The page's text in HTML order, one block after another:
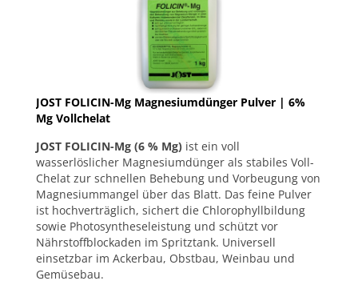
JOST FOLICIN-Mg Magnesiumdünger Pulver | 6%
Mg Vollchelat
JOST FOLICIN-Mg (6 % Mg) ist ein voll
wasserlöslicher Magnesiumdünger als stabiles Voll-
Chelat zur schnellen Behebung und Vorbeugung von
Magnesiummangel über das Blatt. Das feine Pulver
ist hochverträglich, sichert die Chlorophyllbildung
sowie Photosyntheseleistung und schützt vor
Nährstoffblockaden im Spritztank. Universell
einsetzbar im Ackerbau, Obstbau, Weinbau und
Gemüsebau.